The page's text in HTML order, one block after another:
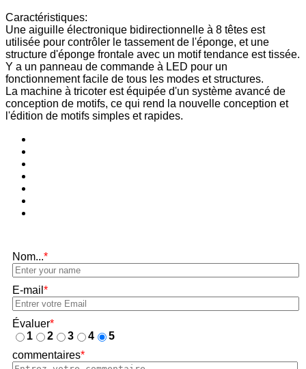
Caractéristiques:
Une aiguille électronique bidirectionnelle à 8 têtes est
utilisée pour contrôler le tassement de l'éponge, et une
structure d'éponge frontale avec un motif tendance est tissée.
Y a un panneau de commande à LED pour un
fonctionnement facile de tous les modes et structures.
La machine à tricoter est équipée d'un système avancé de
conception de motifs, ce qui rend la nouvelle conception et
l'édition de motifs simples et rapides.
Nom...*
E-mail *
Évaluer*
1
2 3 4
5
commentaires*